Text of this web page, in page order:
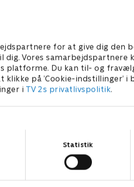
for at give dig den
Vores samarbejdspartnere
Du kan til- og
på ’Cookie-indstillinger’ i
i TV 2s privatlivspolitik.
Statistik